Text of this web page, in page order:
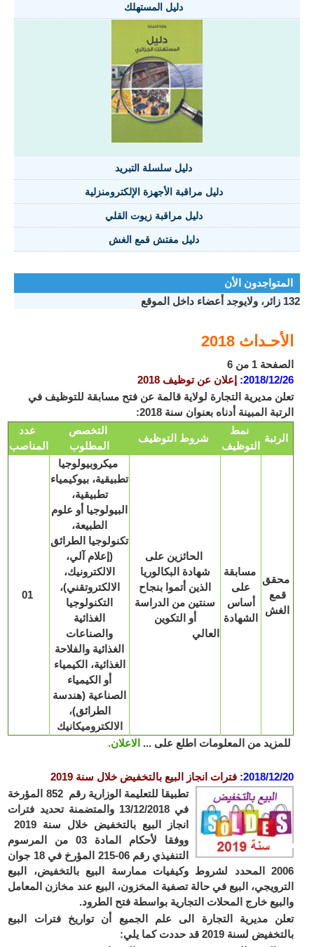
دليل المستهلك
دليل سلسلة التبريد
دليل مراقبة الأجهزة الإلكترومنزلية
دليل مراقبة زيوت القلي
دليل مفتش قمع الغش
الأن
2018
1 من 6
2018/
:إعلان عن توظيف 2018
مديرية التجارة لولاية قالمة عن فتح مسابقة للتوظيف في
المبينة أدناه بعنوان سنة 2018:
عدد
المناصب
التخصص
المطلوب
شروط التوظيف
التوظيف
01
ميكروبيولوجيا
تطبيقية، بيوكيمياء
تطبيقية،
البيولوجيا أو علوم
الطبيعة،
تكنولوجيا الطرائق
(إعلام آلي،
الالكترونيك،
الالكتروتقني)،
التكنولوجيا
والصناعات
الغذائية والفلاحة
الغذائية، الكيمياء
أو الكيمياء
الصناعية (هندسة
الطرائق)،
الالكتروميكانيك
الحائزين على
شهادة البكالوريا
الذين أتموا بنجاح
سنتين من الدراسة
أو التكوين
العالي
مسابقة
على
أساس
الشهادة
من المعلومات اطلع على ...الاعلان.
2018/
: فترات انجاز البيع بالتخفيض خلال سنة 2019
تطبيقا للتعليمة الوزارية رقم 852 المؤرخة
في 13/12/2018 والمتضمنة تحديد فترات
انجاز البيع بالتخفيض خلال
سنة 2019
و
وفقا لأحكام المادة 03 من المرسوم
التنفيذي رقم 06-215 المؤرخ في 18 جوان
2006 المحدد لشروط وكيفيات ممارسة البيع بالتخفيض، البيع
البيع في حالة تصفية المخزون، البيع عند مخازن المعامل
خارج المحلات التجارية بواسطة فتح الطرود.
مديرية التجارة الى علم الجميع أن تواريخ فترات البيع
لسنة 2019 قد حددت كما يلي: